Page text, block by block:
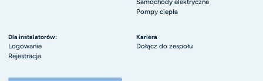
Pompy ciepła
Dla instalatorów:
Logowanie
Rejestracja
Kariera
Dołącz do zespołu